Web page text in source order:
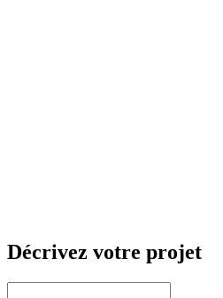
Décrivez votre projet